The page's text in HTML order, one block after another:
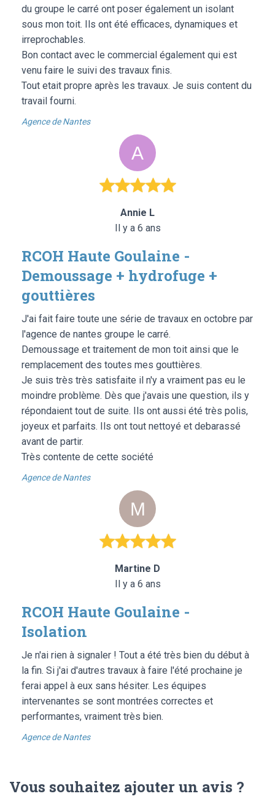
du groupe le carré ont poser également un isolant
sous mon toit. Ils ont été efficaces, dynamiques et
irreprochables.
Bon contact avec le commercial également qui est
venu faire le suivi des travaux finis.
Tout etait propre après les travaux. Je suis content du
travail fourni.
Agence de Nantes
Annie L
Il y a 6 ans
RCOH Haute Goulaine -
Demoussage + hydrofuge +
gouttières
J'ai fait faire toute une série de travaux en octobre par
l'agence de nantes groupe le carré.
Demoussage et traitement de mon toit ainsi que le
remplacement des toutes mes gouttières.
Je suis très très satisfaite il n'y a vraiment pas eu le
moindre problème. Dès que j'avais une question, ils y
répondaient tout de suite. Ils ont aussi été très polis,
joyeux et parfaits. Ils ont tout nettoyé et debarassé
avant de partir.
Très contente de cette société
Agence de Nantes
Martine D
Il y a 6 ans
RCOH Haute Goulaine -
Isolation
Je n'ai rien à signaler ! Tout a été très bien du début à
la fin. Si j'ai d'autres travaux à faire l'été prochaine je
ferai appel à eux sans hésiter. Les équipes
intervenantes se sont montrées correctes et
performantes, vraiment très bien.
Agence de Nantes
Vous souhaitez ajouter un avis ?